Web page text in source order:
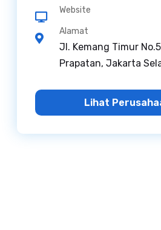
Website
Alamat
Jl. Kemang Timur
Prapatan, Jakarta
Lihat